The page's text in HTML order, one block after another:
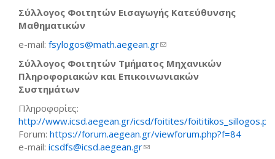
Σύλλογος Φοιτητών Εισαγωγής Κατεύθυνσης
Μαθηματικών
e-mail: fsylogos@math.aegean.gr(link sends e-mail)
Σύλλογος Φοιτητών Τμήματος Μηχανικών
Πληροφοριακών και Επικοινωνιακών
Συστημάτων
Πληροφορίες:
http://www.icsd.aegean.gr/icsd/foitites/
Forum: https://forum.aegean.gr/viewforum.php?f=84
e-mail: icsdfs@icsd.aegean.gr(link sends e-mail)